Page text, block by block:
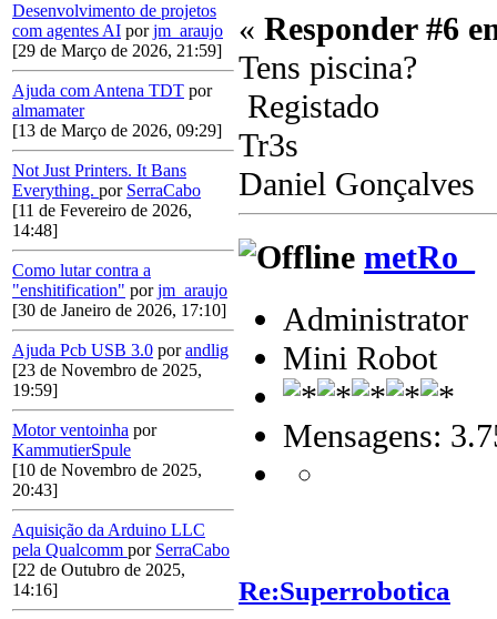
Desenvolvimento de projetos
com agentes AI porjm_araujo
[29 de Março de 2026, 21:59]
Ajuda com Antena TDT por
almamater
[13 de Março de 2026, 09:29]
Not Just Printers. It Bans
Everything. por SerraCabo
[11 de Fevereiro de 2026,
14:48]
Como lutar contra a
"enshitification" porjm_araujo
[30 de Janeiro de 2026, 17:10]
Ajuda Pcb USB 3.0 porandlig
[23 de Novembro de 2025,
19:59]
Motor ventoinha por
KammutierSpule
[10 de Novembro de 2025,
20:43]
Aquisição da Arduino LLC
pela Qualcomm por SerraCabo
[22 de Outubro de 2025,
14:16]
« Responder #6
Tens piscina?
Registado
Tr3s
Daniel Gonçalves
metRo_
Administrator
Mini Robot
Mensagens:
Re:Superrobotica